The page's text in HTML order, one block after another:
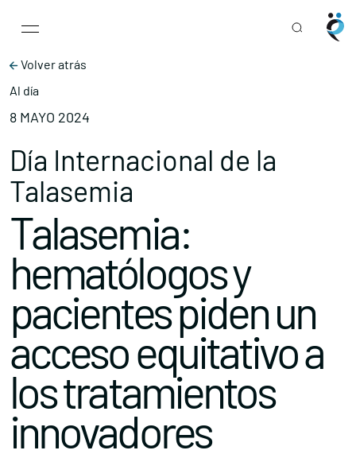
Main Navigation
Volver atrás
Al día
8 MAYO 2024
Día Internacional de la
Talasemia
Talasemia:
hematólogos y
pacientes piden un
acceso equitativo a
los tratamientos
innovadores